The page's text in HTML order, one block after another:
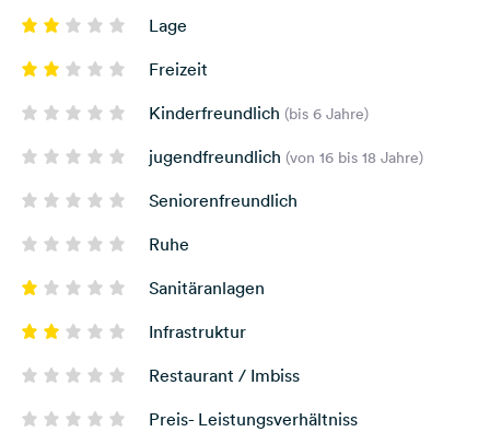
Lage
Freizeit
Kinderfreundlich (bis 6 Jahre)
jugendfreundlich (von 16 bis 18 Jahre)
Seniorenfreundlich
Ruhe
Sanitäranlagen
Infrastruktur
Restaurant / Imbiss
Preis- Leistungsverhältniss